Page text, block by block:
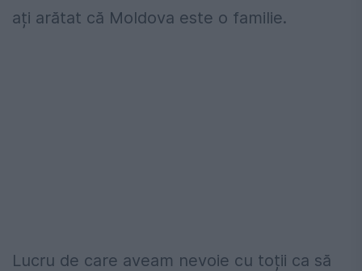
ați arătat că Moldova este o familie.
Lucru de care aveam nevoie cu toții ca să